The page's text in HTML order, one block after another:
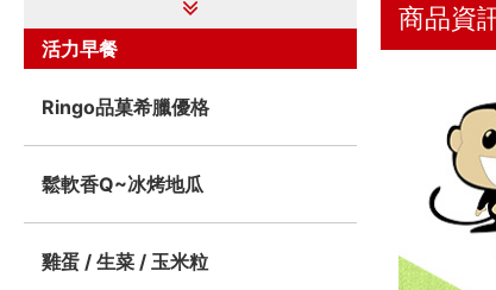
商品資
活力早餐
Ringo品菓希臘優格
鬆軟香Q~冰烤地瓜
雞蛋 / 生菜 / 玉米粒